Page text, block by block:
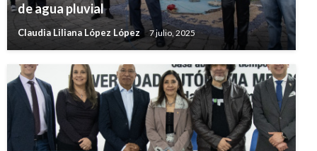
de agua pluvial
Claudia Liliana López López 7 julio, 2025